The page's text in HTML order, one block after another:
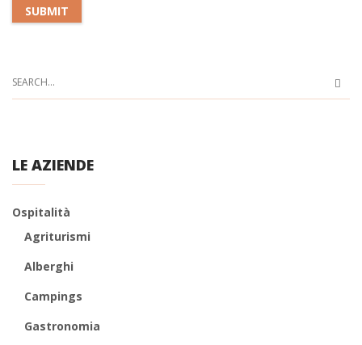
LE AZIENDE
Ospitalità
Agriturismi
Alberghi
Campings
Gastronomia